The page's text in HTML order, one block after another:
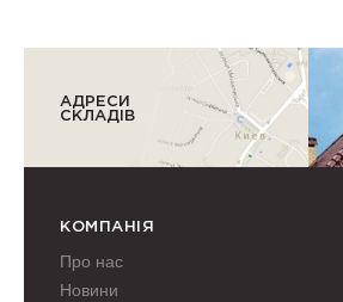
АДРЕСИ
СКЛАДІВ
КОМПАНІЯ
Про нас
Новини